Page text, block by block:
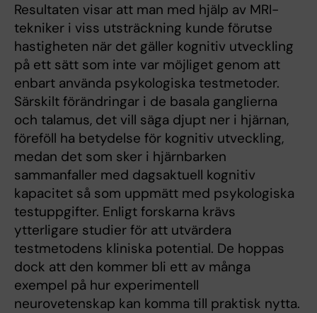
Resultaten visar att man med hjälp av MRI-
tekniker i viss utsträckning kunde förutse
hastigheten när det gäller kognitiv utveckling
på ett sätt som inte var möjliget genom att
enbart använda psykologiska testmetoder.
Särskilt förändringar i de basala ganglierna
och talamus, det vill säga djupt ner i hjärnan,
föreföll ha betydelse för kognitiv utveckling,
medan det som sker i hjärnbarken
sammanfaller med dagsaktuell kognitiv
kapacitet så som uppmätt med psykologiska
testuppgifter. Enligt forskarna krävs
ytterligare studier för att utvärdera
testmetodens kliniska potential. De hoppas
dock att den kommer bli ett av många
exempel på hur experimentell
neurovetenskap kan komma till praktisk nytta.